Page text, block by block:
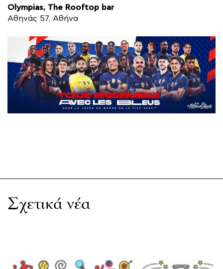
Olympias, The Rooftop bar
Αθηνάς 57, Αθήνα
Σχετικά νέα